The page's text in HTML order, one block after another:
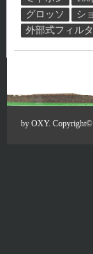
グロッソ
シ
外部式フィル
by OXY. Copyright©